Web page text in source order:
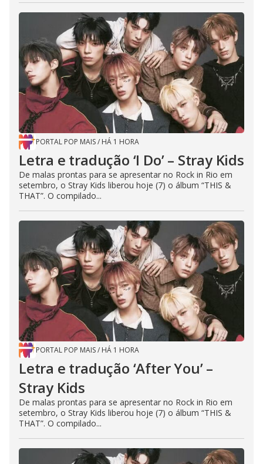
PORTAL POP MAIS/ HÁ 1 HORA
Letra e tradução ‘I Do’ – Stray Kids
De malas prontas para se apresentar no Rock in Rio em
setembro, o Stray Kids liberou hoje (7) o álbum “THIS &
THAT”. O compilado...
PORTAL POP MAIS/ HÁ 1 HORA
Letra e tradução ‘After You’ –
Stray Kids
De malas prontas para se apresentar no Rock in Rio em
setembro, o Stray Kids liberou hoje (7) o álbum “THIS &
THAT”. O compilado...